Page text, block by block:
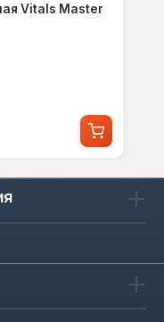
Vitals Master